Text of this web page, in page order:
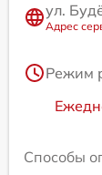
ул.
Адрес
Режим
Способы